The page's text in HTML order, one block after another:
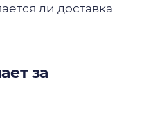
ли доставка
за